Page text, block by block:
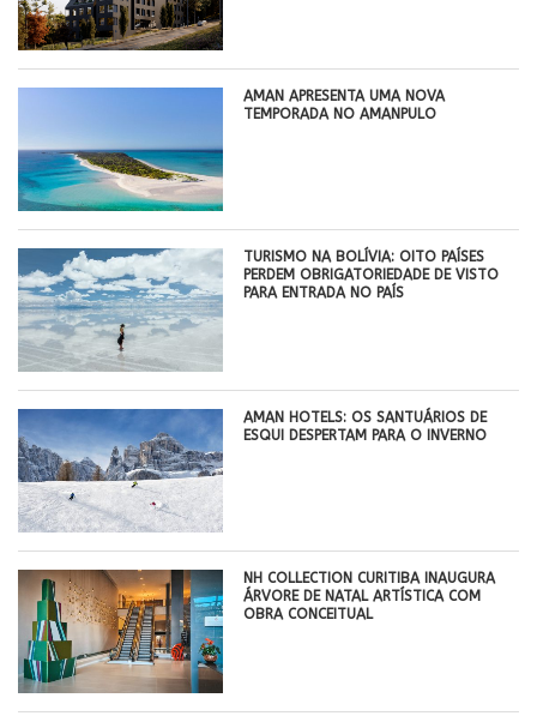
AMAN APRESENTA UMA NOVA
TEMPORADA NO AMANPULO
TURISMO NA BOLÍVIA: OITO PAÍSES
PERDEM OBRIGATORIEDADE DE VISTO
PARA ENTRADA NO PAÍS
AMAN HOTELS: OS SANTUÁRIOS DE
ESQUI DESPERTAM PARA O INVERNO
NH COLLECTION CURITIBA INAUGURA
ÁRVORE DE NATAL ARTÍSTICA COM
OBRA CONCEITUAL